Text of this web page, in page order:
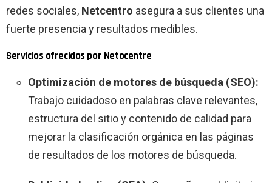
redes sociales, Netcentro asegura a sus clientes una
fuerte presencia y resultados medibles.
Servicios ofrecidos por Netocentre
Optimización de motores de búsqueda (SEO):
Trabajo cuidadoso en palabras clave relevantes,
estructura del sitio y contenido de calidad para
mejorar la clasificación orgánica en las páginas
de resultados de los motores de búsqueda.